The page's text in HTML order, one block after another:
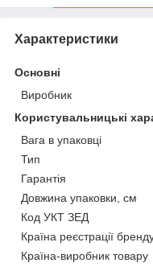
Характеристики
Основні
Виробник
Користувальницькі
Вага в упаковці
Тип
Гарантія
Довжина упаковки, см
Код УКТ ЗЕД
Країна реєстрації
Країна-виробник товару